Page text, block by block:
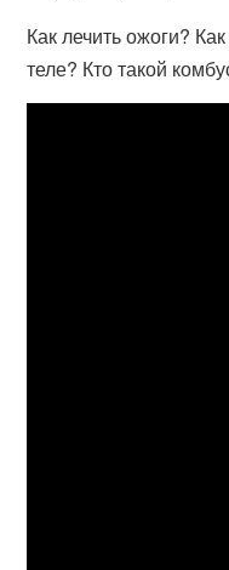
Как лечить ожоги?
теле? Кто такой